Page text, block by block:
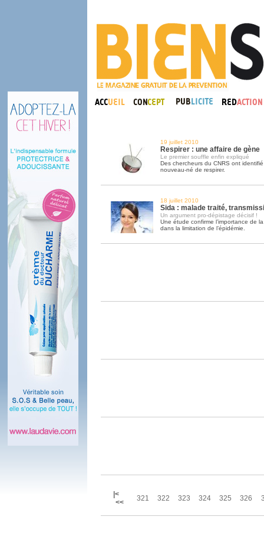
19 juillet 2010
Respirer : une affaire de gène
Le premier souffle enfin expliqué
Des chercheurs du CNRS ont
nouveau-né de respirer.
18 juillet 2010
Sida : malade traité,
Un argument pro-dépistage décisif !
Une étude confirme l’importance de
dans la limitation de l’épidémie.
|<
<<
321 322 323 324 325 326